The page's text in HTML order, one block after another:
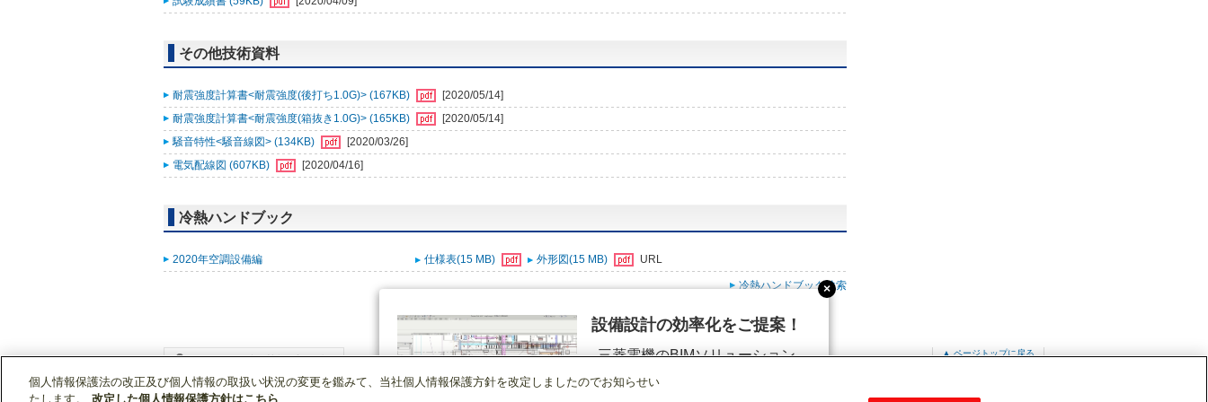
その他技術資料
耐震強度計算書<耐震強度(後打ち1.0G)> (167KB)
[2020/05/14]
耐震強度計算書<耐震強度(箱抜き1.0G)> (165KB)
[2020/05/14]
騒音特性<騒音線図> (134KB)
[2020/03/26]
電気配線図 (607KB)
[2020/04/16]
冷熱ハンドブック
2020年空調設備編 仕様表(15 MB) 外形図(15 MB) URL
冷熱ハンドブック検索
▲ ページトップに戻る
WIN2Kトップ 製品情報 PUZ-ERMP160LA10
設備設計の効率化をご提案！
三菱電機のBIMソリューション
（空調.換気.照明）
個人情報保護法の改正及び個人情報の取扱い状況の変更を鑑みて、当社個人情報保護方針を改定しましたのでお知らせい
たします。
改定した個人情報保護方針はこちら